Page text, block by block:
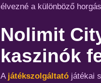
élvezné a különböző
Nolimit
kaszinók
A játékszolgáltató játékai